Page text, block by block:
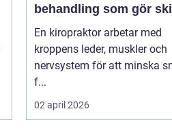
behandling som gör
En kiropraktor arbetar med
kroppens leder, muskler och
nervsystem för att minska
f...
02 april 2026